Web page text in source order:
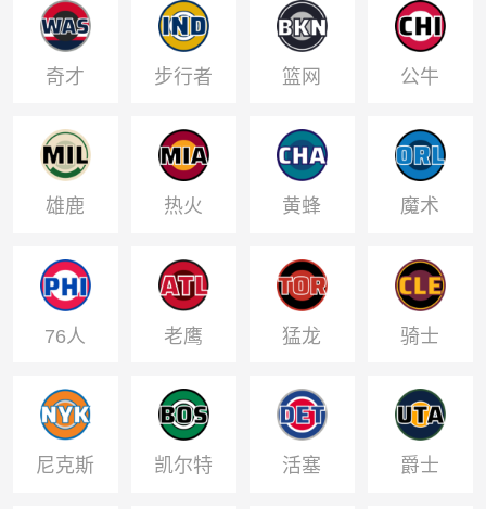
奇才 步行者 篮网 公牛
雄鹿 热火 黄蜂 魔术
76人 老鹰 猛龙 骑士
尼克斯 凯尔特 活塞 爵士